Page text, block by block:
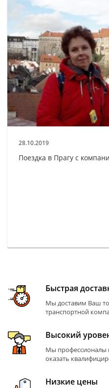
28.10.2019
Поездка в Прагу с
Быстрая
Мы доставим Ваш
транспортной
Высокий
Мы профессионалы
оказать
Низкие цены